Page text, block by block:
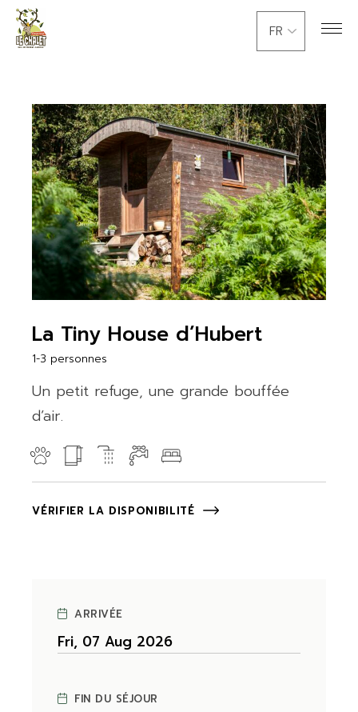
Skip
the
content
Choisir
une
langue
La Tiny House d’Hubert
1-3 personnes
Un petit refuge, une grande bouffée
d’air.
VÉRIFIER LA DISPONIBILITÉ
ARRIVÉE
FIN DU SÉJOUR